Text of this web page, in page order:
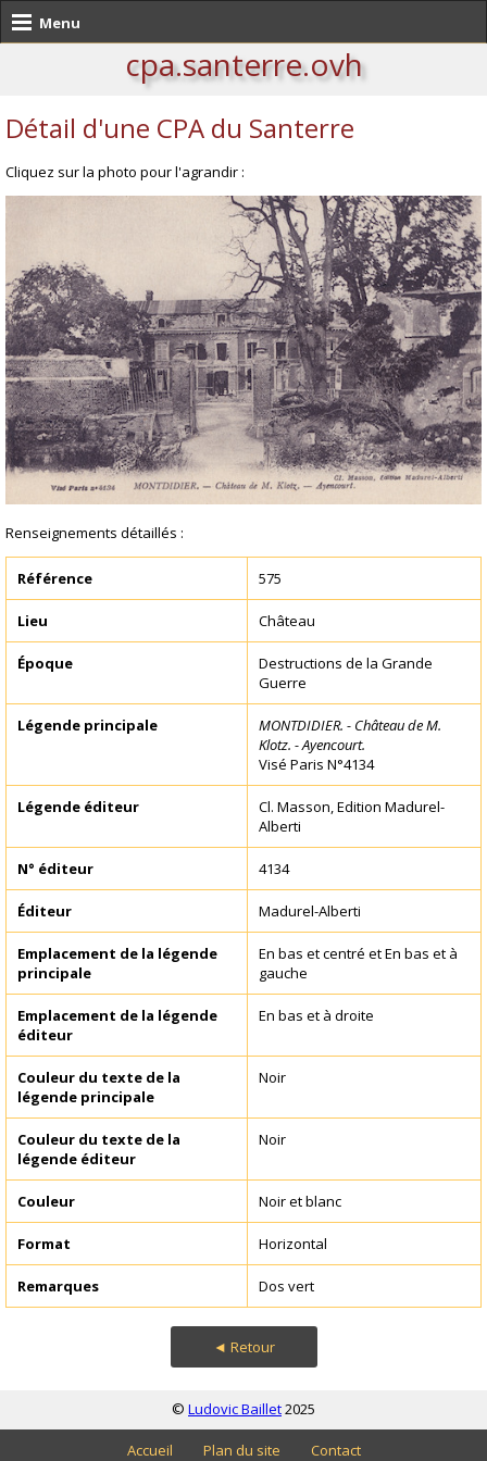
Menu
cpa.santerre.ovh
Détail d'une CPA du Santerre
Cliquez sur la photo pour l'agrandir :
Renseignements détaillés :
Référence 575
Lieu Château
Époque
Destructions de la Grande
Guerre
Légende principale
MONTDIDIER. - Château de M.
Klotz. - Ayencourt.
Visé Paris N°4134
Légende éditeur
Cl. Masson, Edition Madurel-
Alberti
N° éditeur 4134
Éditeur Madurel-Alberti
Emplacement de la légende
principale
En bas et centré et En bas et à
gauche
Emplacement de la légende
éditeur
En bas et à droite
Couleur du texte de la
légende principale
Noir
Couleur du texte de la
légende éditeur
Noir
Couleur Noir et blanc
Format Horizontal
Remarques Dos vert
◄ Retour
© Ludovic Baillet2025
Accueil Plan du site Contact